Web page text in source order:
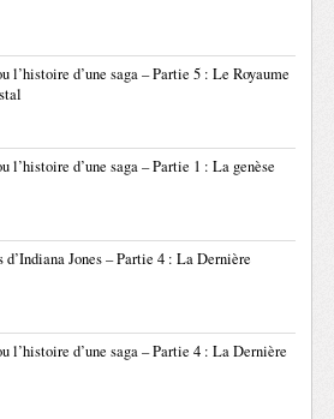
l’histoire d’une saga – Partie 5 : Le Royaume
l’histoire d’une saga – Partie 1 : La genèse
d’Indiana Jones – Partie 4 : La Dernière
l’histoire d’une saga – Partie 4 : La Dernière